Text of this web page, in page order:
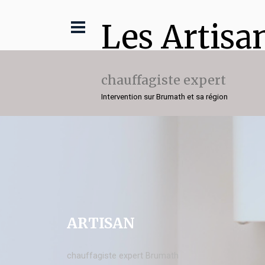
Les
chauffagiste expert
Intervention sur Brumath et sa région
ARTISAN
chauffagiste expert Brumath